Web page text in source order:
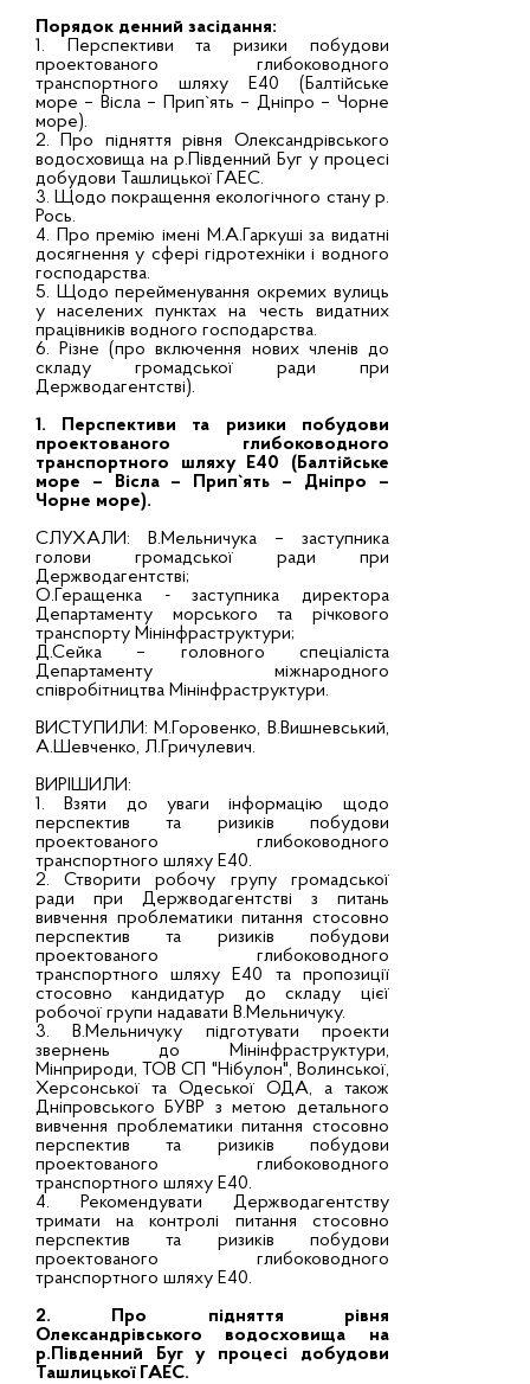
Порядок денний засідання:
1. Перспективи та ризики побудови
проектованого глибоководного
транспортного шляху Е40 (Балтійське
море – Вісла – Прип`ять – Дніпро – Чорне
море).
2. Про підняття рівня Олександрівського
водосховища на р.Південний Буг у процесі
добудови Ташлицької ГАЕС.
3. Щодо покращення екологічного стану р.
Рось.
4. Про премію імені М.А.Гаркуші за видатні
досягнення у сфері гідротехніки і водного
господарства.
5. Щодо перейменування окремих вулиць
у населених пунктах на честь видатних
працівників водного господарства.
6. Різне (про включення нових членів до
складу громадської ради при
Держводагентстві).
1. Перспективи та ризики побудови
проектованого глибоководного
транспортного шляху Е40 (Балтійське
море – Вісла – Прип`ять – Дніпро –
Чорне море).
СЛУХАЛИ: В.Мельничука – заступника
голови громадської ради при
Держводагентстві;
О.Геращенка - заступника директора
Департаменту морського та річкового
транспорту Мінінфраструктури;
Д.Сейка – головного спеціаліста
Департаменту міжнародного
співробітництва Мінінфраструктури.
ВИСТУПИЛИ: М.Горовенко, В.Вишневський,
А.Шевченко, Л.Гричулевич.
ВИРІШИЛИ:
1. Взяти до уваги інформацію щодо
перспектив та ризиків побудови
проектованого глибоководного
транспортного шляху Е40.
2. Створити робочу групу громадської
ради при Держводагентстві з питань
вивчення проблематики питання стосовно
перспектив та ризиків побудови
проектованого глибоководного
транспортного шляху Е40 та пропозиції
стосовно кандидатур до складу цієї
робочої групи надавати В.Мельничуку.
3. В.Мельничуку підготувати проекти
звернень до Мінінфраструктури,
Мінприроди, ТОВ СП "Нібулон", Волинської,
Херсонської та Одеської ОДА, а також
Дніпровського БУВР з метою детального
вивчення проблематики питання стосовно
перспектив та ризиків побудови
проектованого глибоководного
транспортного шляху Е40.
4. Рекомендувати Держводагентству
тримати на контролі питання стосовно
перспектив та ризиків побудови
проектованого глибоководного
транспортного шляху Е40.
2. Про підняття рівня
Олександрівського водосховища на
р.Південний Буг у процесі добудови
Ташлицької ГАЕС.